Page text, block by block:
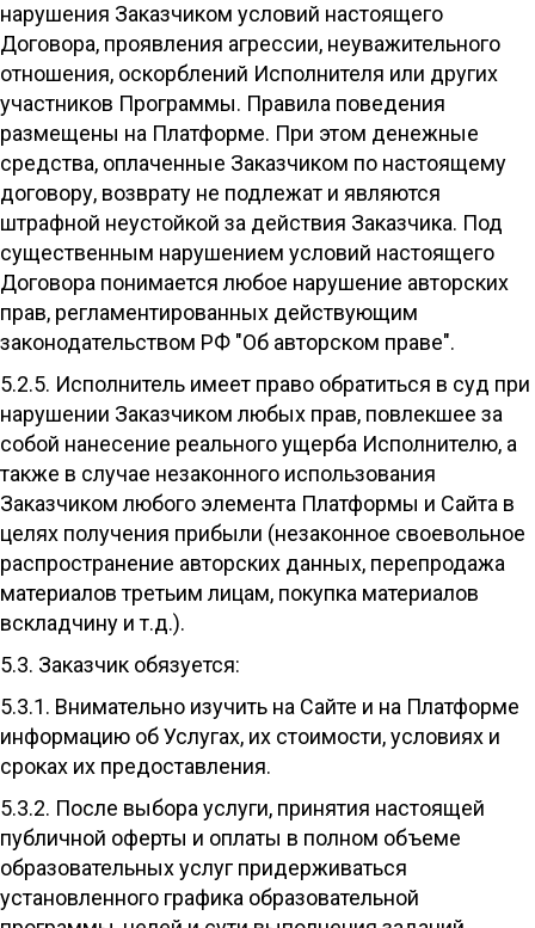
нарушения Заказчиком условий настоящего
Договора, проявления агрессии, неуважительного
отношения, оскорблений Исполнителя или других
участников Программы. Правила поведения
размещены на Платформе. При этом денежные
средства, оплаченные Заказчиком по настоящему
договору, возврату не подлежат и являются
штрафной неустойкой за действия Заказчика. Под
существенным нарушением условий настоящего
Договора понимается любое нарушение авторских
прав, регламентированных действующим
законодательством РФ "Об авторском праве".
5.2.5. Исполнитель имеет право обратиться в суд при
нарушении Заказчиком любых прав, повлекшее за
собой нанесение реального ущерба Исполнителю, а
также в случае незаконного использования
Заказчиком любого элемента Платформы и Сайта в
целях получения прибыли (незаконное своевольное
распространение авторских данных, перепродажа
материалов третьим лицам, покупка материалов
вскладчину и т.д.).
5.3. Заказчик обязуется:
5.3.1. Внимательно изучить на Сайте и на Платформе
информацию об Услугах, их стоимости, условиях и
сроках их предоставления.
5.3.2. После выбора услуги, принятия настоящей
публичной оферты и оплаты в полном объеме
образовательных услуг придерживаться
установленного графика образовательной